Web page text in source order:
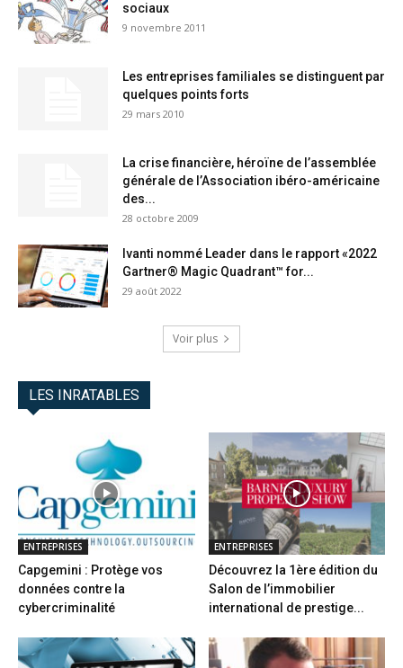
sociaux
9 novembre 2011
Les entreprises familiales se distinguent par
quelques points forts
29 mars 2010
La crise financière, héroïne de l’assemblée
générale de l’Association ibéro-américaine
des...
28 octobre 2009
Ivanti nommé Leader dans le rapport «2022
Gartner® Magic Quadrant™ for...
29 août 2022
Voir plus
LES INRATABLES
ENTREPRISES
Capgemini : Protège vos
données contre la
cybercriminalité
ENTREPRISES
Découvrez la 1ère édition du
Salon de l’immobilier
international de prestige...